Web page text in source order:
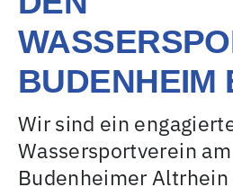
BUDENHEIM
Wir sind ein
Wassersportverein
Budenheimer